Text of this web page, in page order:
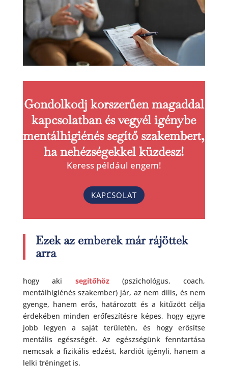
Gondolkodj korszerűen magaddal
kapcsolatban és vegyél igénybe
mentálhigiénés segítő szakembert,
ha nehézségekkel küzdesz!
Keress például engem!
KAPCSOLAT
Ezek az emberek már rájöttek
arra
hogy aki segítőhöz(pszichológus, coach,
mentálhigiénés szakember) jár, az nem dilis, és nem
gyenge, hanem erős, határozott és a kitűzött célja
érdekében minden erőfeszítésre képes, hogy egyre
jobb legyen a saját területén, és hogy erősítse
mentális egészségét. Az egészségünk fenntartása
nemcsak a fizikális edzést, kardiót igényli, hanem a
lelki tréninget is.